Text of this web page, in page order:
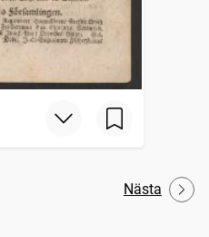
Nästa